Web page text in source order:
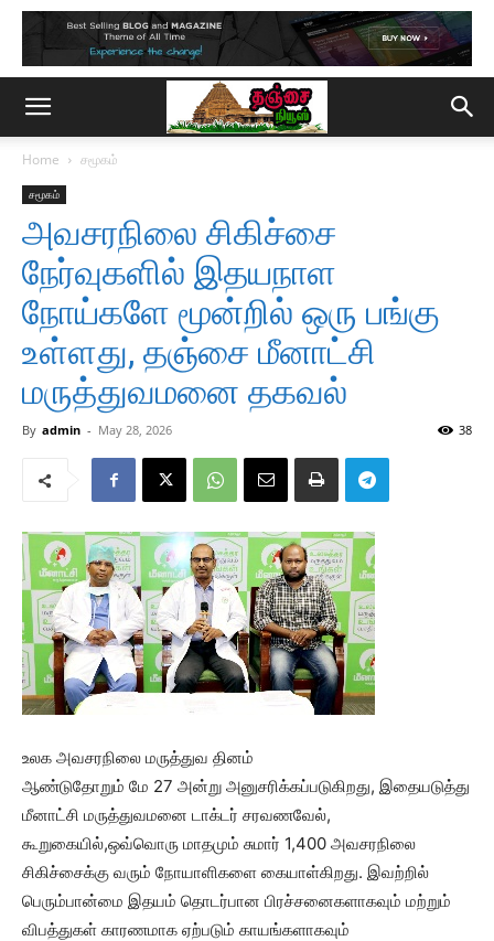
Home சமூகம்
சமூகம்
அவசரநிலை சிகிச்சை
நேர்வுகளில் இதயநாள
நோய்களே மூன்றில் ஒரு பங்கு
உள்ளது, தஞ்சை மீனாட்சி
மருத்துவமனை தகவல்
By admin - May 28, 2026 38
உலக அவசரநிலை மருத்துவ தினம்
ஆண்டுதோறும் மே 27 அன்று அனுசரிக்கப்படுகிறது, இதையடுத்து
மீனாட்சி மருத்துவமனை டாக்டர் சரவணவேல்,
கூறுகையில்,ஒவ்வொரு மாதமும் சுமார் 1,400 அவசரநிலை
சிகிச்சைக்கு வரும் நோயாளிகளை கையாள்கிறது. இவற்றில்
பெரும்பான்மை இதயம் தொடர்பான பிரச்சனைகளாகவும் மற்றும்
விபத்துகள் காரணமாக ஏற்படும் காயங்களாகவும்